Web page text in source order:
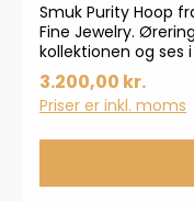
Smuk Purity Hoop
Fine Jewelry.
kollektionen og ses
med en 0,03ct Top
3.200,00 kr.
Priser er inkl. moms